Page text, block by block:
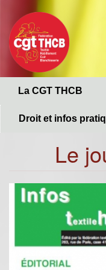
contenu
principal
La CGT THCB
Droit et infos
Le